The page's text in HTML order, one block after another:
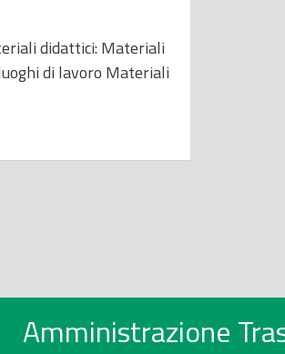
didattici: Materiali
di lavoro Materiali
Amministrazione